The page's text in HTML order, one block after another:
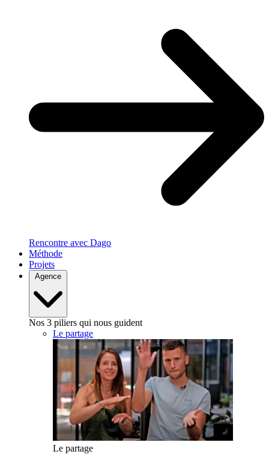
Rencontre avec Dago
Méthode
Projets
Agence
Nos 3 piliers qui nous guident
Le partage
Le partage